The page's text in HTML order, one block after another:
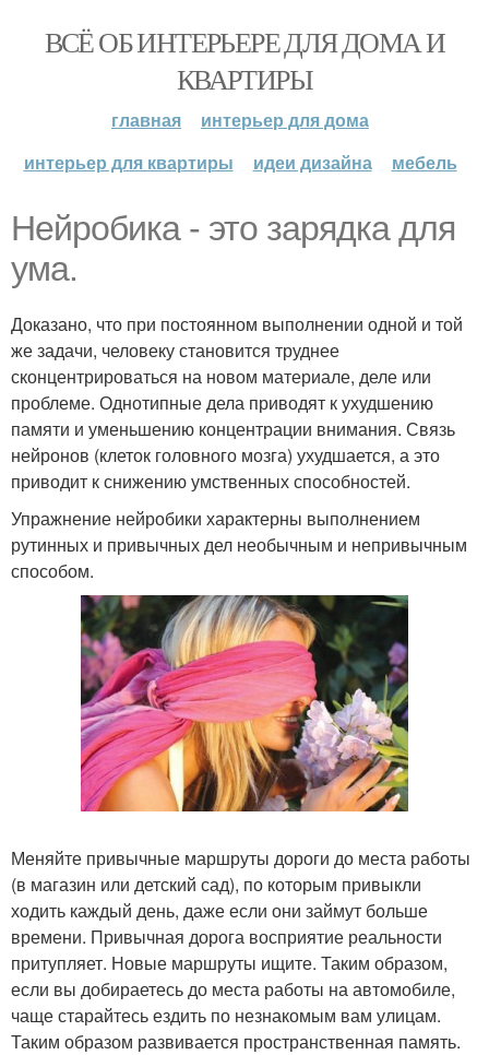
ВСЁ ОБ ИНТЕРЬЕРЕ ДЛЯ ДОМА И
КВАРТИРЫ
главная
интерьер для дома
интерьер для квартиры
идеи дизайна мебель
Нейробика - это зарядка для
ума.
Доказано, что при постоянном выполнении одной и той
же задачи, человеку становится труднее
сконцентрироваться на новом материале, деле или
проблеме. Однотипные дела приводят к ухудшению
памяти и уменьшению концентрации внимания. Связь
нейронов (клеток головного мозга) ухудшается, а это
приводит к снижению умственных способностей.
Упражнение нейробики характерны выполнением
рутинных и привычных дел необычным и непривычным
способом.
Меняйте привычные маршруты дороги до места работы
(в магазин или детский сад), по которым привыкли
ходить каждый день, даже если они займут больше
времени. Привычная дорога восприятие реальности
притупляет. Новые маршруты ищите. Таким образом,
если вы добираетесь до места работы на автомобиле,
чаще старайтесь ездить по незнакомым вам улицам.
Таким образом развивается пространственная память.